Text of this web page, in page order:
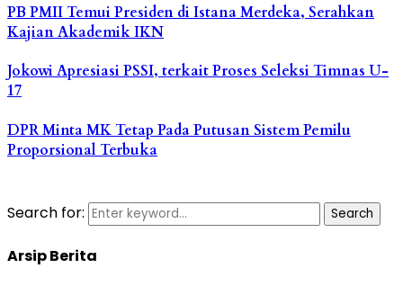
PB PMII Temui Presiden di Istana Merdeka, Serahkan
Kajian Akademik IKN
Jokowi Apresiasi PSSI, terkait Proses Seleksi Timnas U-
17
DPR Minta MK Tetap Pada Putusan Sistem Pemilu
Proporsional Terbuka
Search for: Search
Arsip Berita